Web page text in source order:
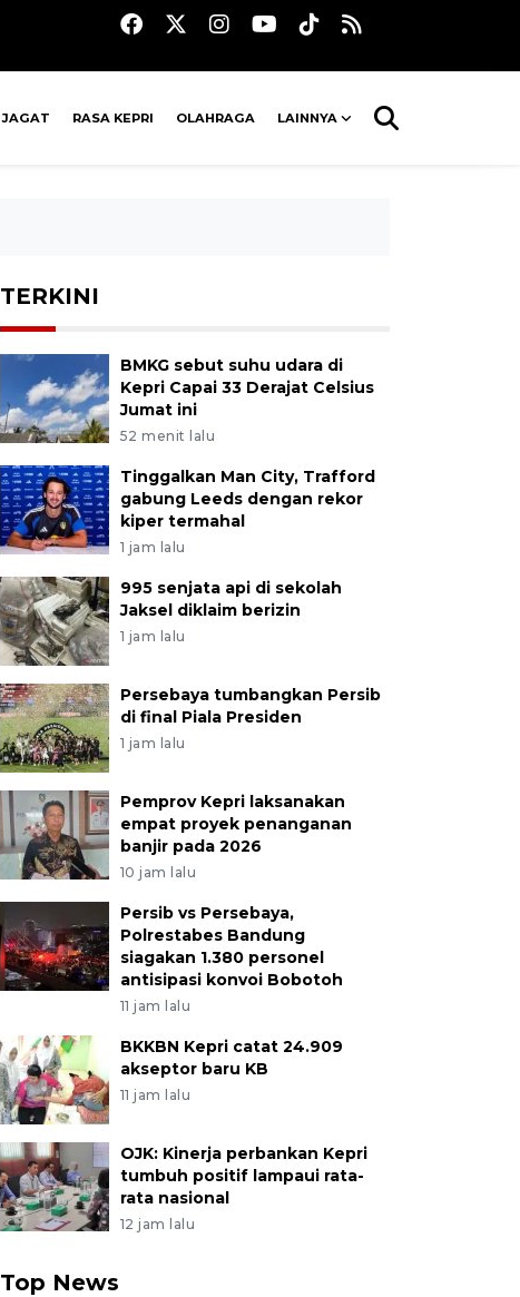
JAGAT RASA KEPRI OLAHRAGA LAINNYA
TERKINI
BMKG sebut suhu udara di
Kepri Capai 33 Derajat Celsius
Jumat ini
52 menit lalu
Tinggalkan Man City, Trafford
gabung Leeds dengan rekor
kiper termahal
1 jam lalu
995 senjata api di sekolah
Jaksel diklaim berizin
1 jam lalu
Persebaya tumbangkan Persib
di final Piala Presiden
1 jam lalu
Pemprov Kepri laksanakan
empat proyek penanganan
banjir pada 2026
10 jam lalu
Persib vs Persebaya,
Polrestabes Bandung
siagakan 1.380 personel
antisipasi konvoi Bobotoh
11 jam lalu
BKKBN Kepri catat 24.909
akseptor baru KB
11 jam lalu
OJK: Kinerja perbankan Kepri
tumbuh positif lampaui rata-
rata nasional
12 jam lalu
Top News